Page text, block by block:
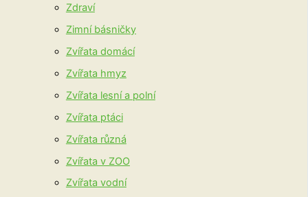
Zdraví
Zimní básničky
Zvířata domácí
Zvířata hmyz
Zvířata lesní a polní
Zvířata ptáci
Zvířata různá
Zvířata v ZOO
Zvířata vodní